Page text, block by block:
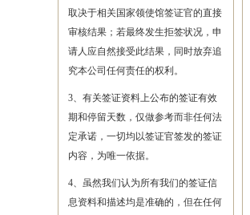
取决于相关国家领使馆签证官的直接
审核结果；若最终发生拒签状况，申
请人应自然接受此结果，同时放弃追
究本公司任何责任的权利。
3、有关签证资料上公布的签证有效
期和停留天数，仅做参考而非任何法
定承诺，一切均以签证官签发的签证
内容，为唯一依据。
4、虽然我们认为所有我们的签证信
息资料和描述均是准确的，但在任何